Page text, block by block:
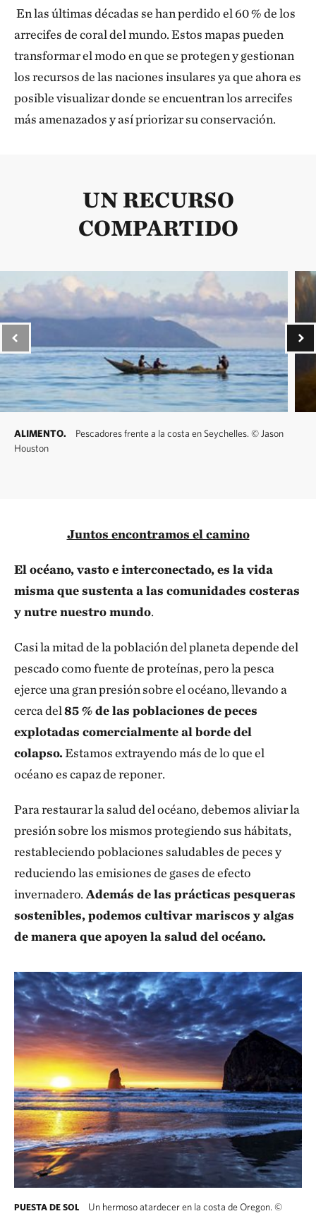
En las últimas décadas se han perdido el 60 % de los
arrecifes de coral del mundo. Estos mapas pueden
transformar el modo en que se protegen y gestionan
los recursos de las naciones insulares ya que ahora es
posible visualizar donde se encuentran los arrecifes
más amenazados y así priorizar su conservación.
UN RECURSO
COMPARTIDO
ALIMENTO. Pescadores frente a la costa en Seychelles. © Jason
Houston
Juntos encontramos el camino
El océano, vasto e interconectado, es la vida
misma que sustenta a las comunidades costeras
y nutre nuestro mundo.
Casi la mitad de la población del planeta depende del
pescado como fuente de proteínas, pero la pesca
ejerce una gran presión sobre el océano, llevando a
cerca del85 % de las poblaciones de peces
explotadas comercialmente al borde del
colapso.Estamos extrayendo más de lo que el
océano es capaz de reponer.
Para restaurar la salud del océano, debemos aliviar la
presión sobre los mismos protegiendo sus hábitats,
restableciendo poblaciones saludables de peces y
reduciendo las emisiones de gases de efecto
invernadero. Además de las prácticas pesqueras
sostenibles, podemos cultivar mariscos y algas
de manera que apoyen la salud del océano.
PUESTA DE SOL Un hermoso atardecer en la costa de Oregon. ©